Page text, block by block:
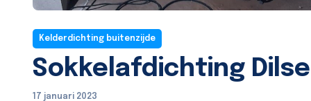
Kelderdichting buitenzijde
Sokkelafdichting
17 januari 2023